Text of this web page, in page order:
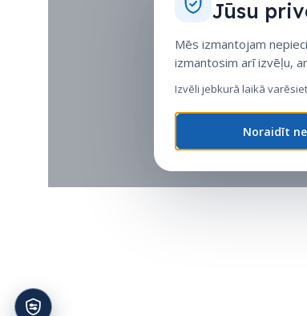
Jūsu
Mēs izmantojam
izmantosim arī izvēļu,
Izvēli jebkurā laikā
Noraidīt